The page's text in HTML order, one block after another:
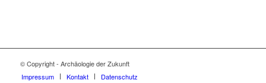
© Copyright - Archäologie der Zukunft
Impressum
Kontakt Datenschutz